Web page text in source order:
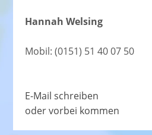
Hannah Welsing
Mobil: (0151) 51 40 07 50
E-Mail schreiben
oder vorbei kommen